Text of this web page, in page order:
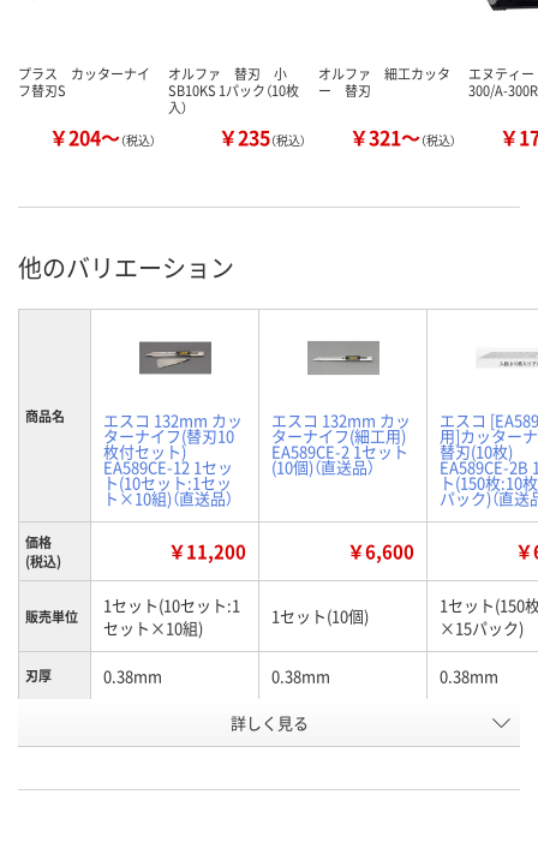
プラス カッターナイ
フ替刃S
￥204～（税込）
オルファ 替刃 小
SB10KS 1パック（10枚
入）
￥235（税込）
オルファ 細工カッタ
ー 替刃
￥321～（税込）
エヌティ
300/A-
￥
他のバリエーション
商品名 エスコ 132mm カッ
ターナイフ(替刃10
枚付セット)
EA589CE-12 1セッ
ト(10セット:1セッ
ト×10組)（直送品）
エスコ 132mm カッ
ターナイフ(細工用)
EA589CE-2 1セット
(10個)（直送品）
エスコ
用]カッター
替刃(10枚)
EA589CE-2B
ト(150枚:10
パック)（直送
価格
(税込)
￥11,200 ￥6,600
販売単位
1セット(10セット:1
セット×10組)
1セット(10個)
1セット(150
×15パック)
刃厚 0.38mm 0.38mm 0.38mm
9mm
詳しく見る